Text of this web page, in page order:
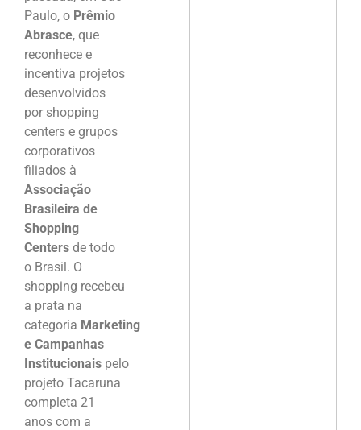
Paulo, o Prêmio
Abrasce, que
reconhece e
incentiva projetos
desenvolvidos
por shopping
centers e grupos
corporativos
filiados à
Associação
Brasileira de
Shopping
Centers de todo
o Brasil. O
shopping recebeu
a prata na
categoria Marketing
e Campanhas
Institucionais pelo
projeto Tacaruna
completa 21
anos com a